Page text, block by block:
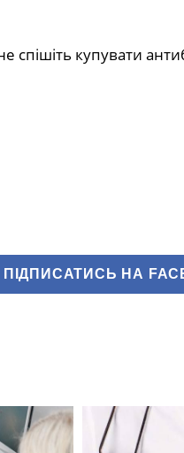
спішіть купувати
ПІДПИСАТИСЬ НА